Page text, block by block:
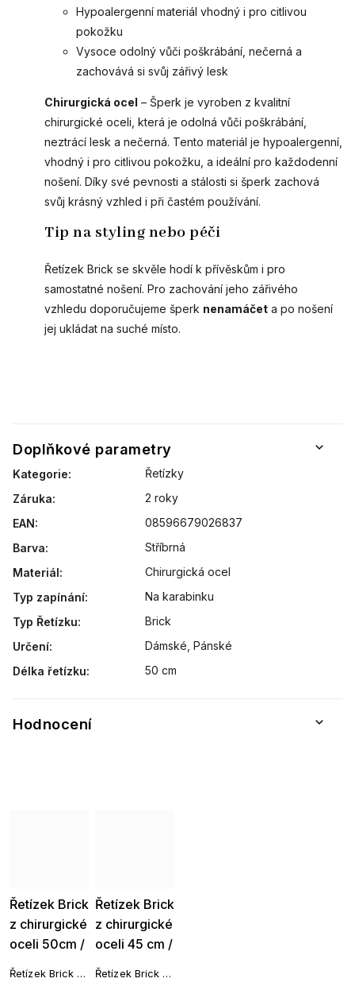
Hypoalergenní materiál vhodný i pro citlivou
pokožku
Vysoce odolný vůči poškrábání, nečerná a
zachovává si svůj zářivý lesk
Chirurgická ocel – Šperk je vyroben z kvalitní
chirurgické oceli, která je odolná vůči poškrábání,
neztrácí lesk a nečerná. Tento materiál je hypoalergenní,
vhodný i pro citlivou pokožku, a ideální pro každodenní
nošení. Díky své pevnosti a stálosti si šperk zachová
svůj krásný vzhled i při častém používání.
Tip na styling nebo péči
Řetízek Brick se skvěle hodí k přívěskům i pro
samostatné nošení. Pro zachování jeho zářivého
vzhledu doporučujeme šperk nenamáčet a po nošení
jej ukládat na suché místo.
Doplňkové parametry
Kategorie:
Řetízky
Záruka:
2 roky
EAN:
08596679026837
Barva:
Stříbrná
Materiál:
Chirurgická ocel
Typ zapínání:
Na karabinku
Typ Řetízku:
Brick
Určení:
Dámské, Pánské
Délka řetízku: 50 cm
Hodnocení
Řetízek Brick
z chirurgické
oceli 50cm /
2mm 1228-1
Řetízek Brick z
Řetízek Brick
z chirurgické
oceli 45 cm /
2 mm 1461
Řetízek Brick z